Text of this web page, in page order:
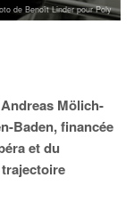
de Benoît Linder pour Poly
Mölich-
Baden, financée
et du